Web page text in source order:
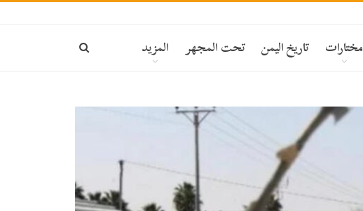
مختارات تاريخ اليمن تحت المجهر المزيد